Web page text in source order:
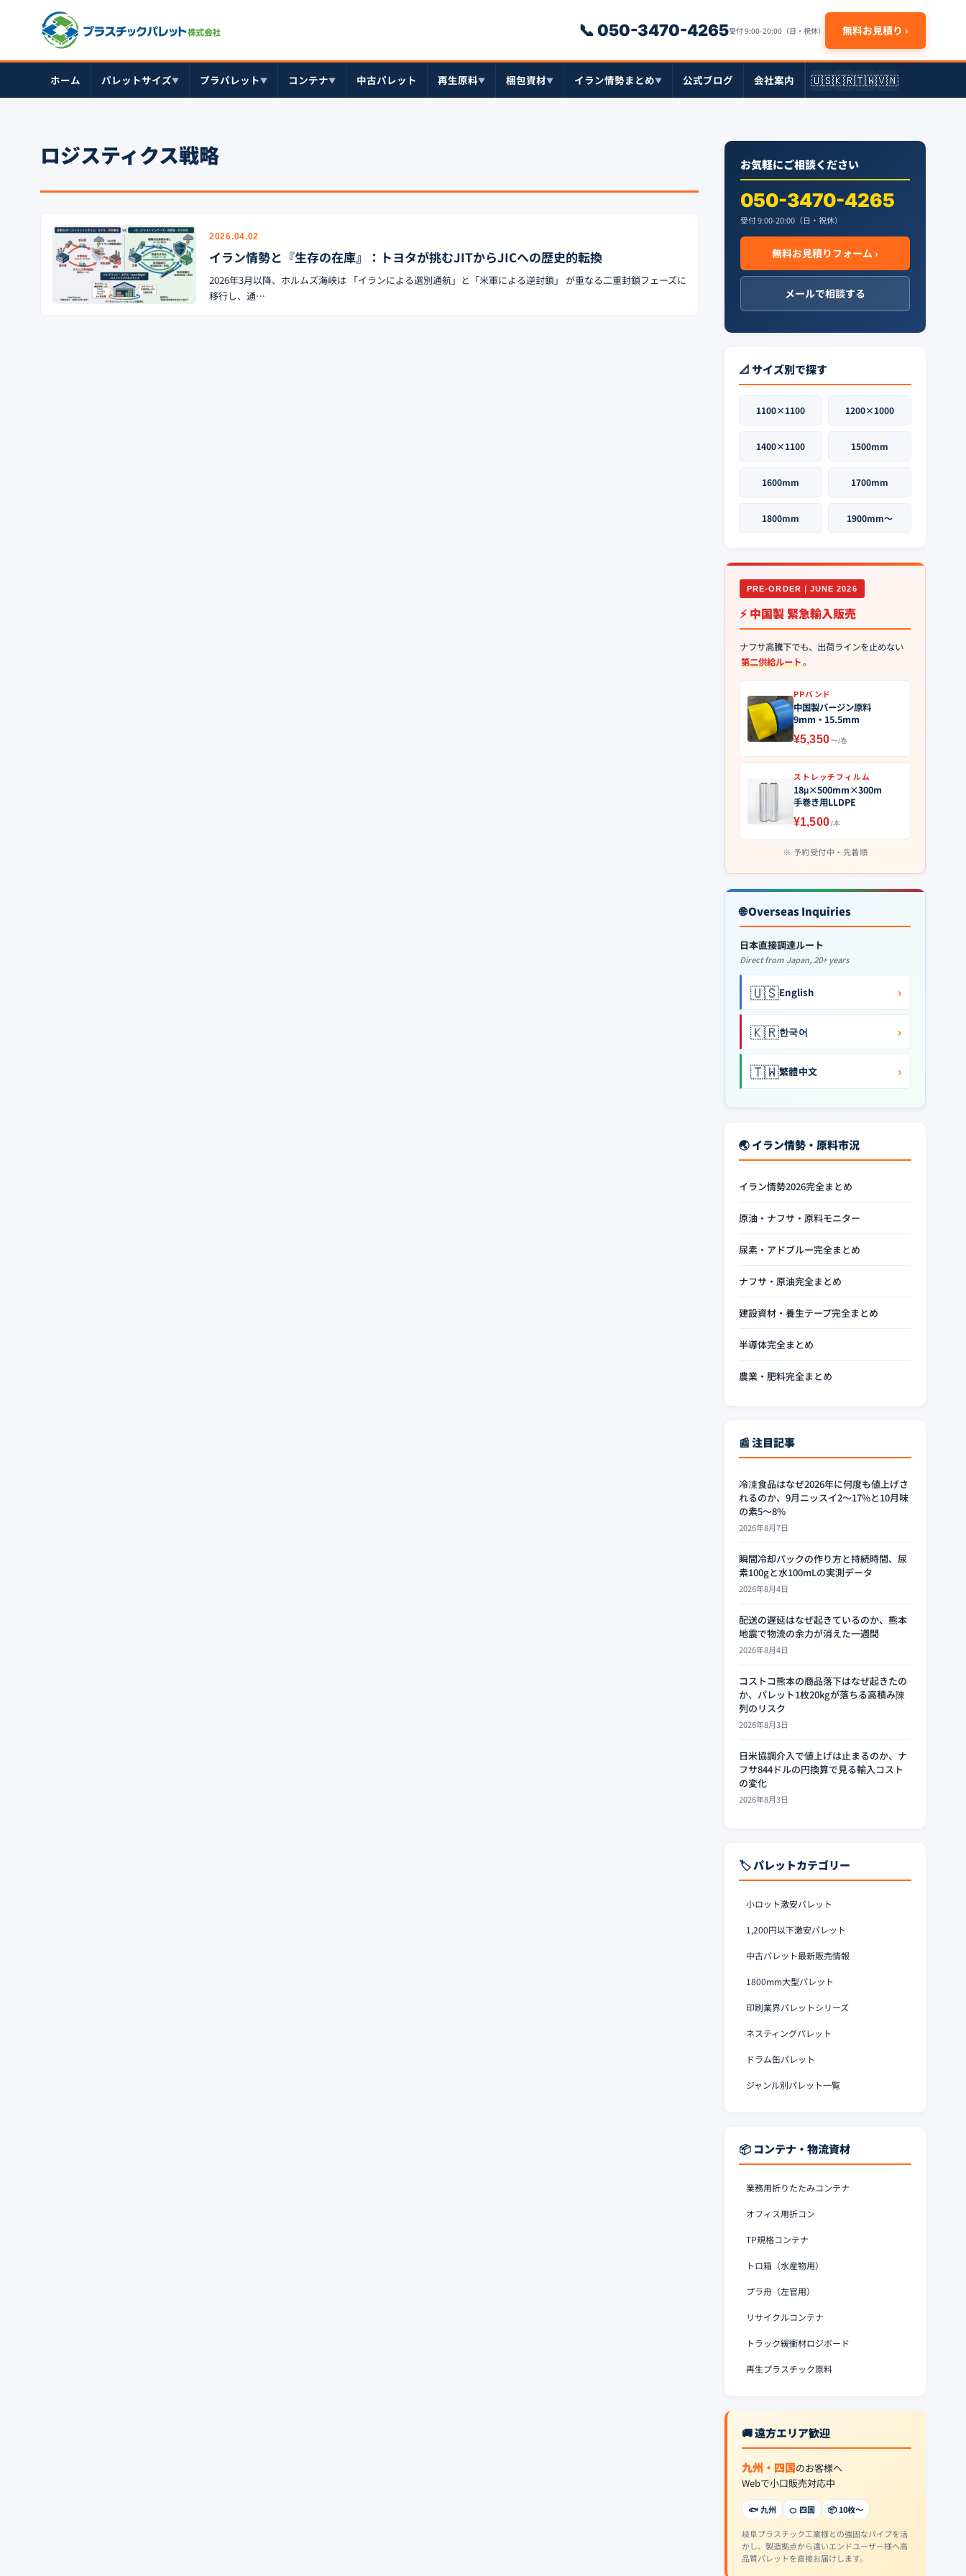
📞 050-3470-4265受付 9:00-20:00（日・祝休） 無料お見積り ›
ホーム パレットサイズ▼ プラパレット▼ コンテナ▼ 中古パレット 再生原料▼ 梱包資材▼ イラン情勢まとめ▼ 公式ブログ 会社案内 🇺🇸🇰🇷🇹🇼🇻🇳
ロジスティクス戦略
2026.04.02
イラン情勢と『生存の在庫』：トヨタが挑むJITからJICへの歴史的転換
2026年3月以降、ホルムズ海峡は 「イランによる選別通航」と「米軍による逆封鎖」 が重なる二重封鎖フェーズに
移行し、通…
お気軽にご相談ください
050-3470-4265
受付 9:00-20:00（日・祝休）
無料お見積りフォーム ›
メールで相談する
📐 サイズ別で探す
1100×1100 1200×1000
1400×1100 1500mm
1600mm 1700mm
1800mm 1900mm〜
PRE-ORDER｜JUNE 2026
⚡ 中国製 緊急輸入販売
ナフサ高騰下でも、出荷ラインを止めない
第二供給ルート。
PPバンド
中国製バージン原料
9mm・15.5mm
¥5,350〜/巻
ストレッチフィルム
18μ×500mm×300m
手巻き用LLDPE
¥1,500/本
予約受付中・先着順
🌐 Overseas Inquiries
日本直接調達ルート
Direct from Japan, 20+ years
🇺🇸English ›
🇰🇷한국어 ›
🇹🇼繁體中文 ›
🌏 イラン情勢・原料市況
イラン情勢2026完全まとめ
原油・ナフサ・原料モニター
尿素・アドブルー完全まとめ
ナフサ・原油完全まとめ
建設資材・養生テープ完全まとめ
半導体完全まとめ
農業・肥料完全まとめ
📰 注目記事
冷凍食品はなぜ2026年に何度も値上げさ
れるのか、9月ニッスイ2〜17%と10月味
の素5〜8%
2026年8月7日
瞬間冷却パックの作り方と持続時間、尿
素100gと水100mLの実測データ
2026年8月4日
配送の遅延はなぜ起きているのか、熊本
地震で物流の余力が消えた一週間
2026年8月4日
コストコ熊本の商品落下はなぜ起きたの
か、パレット1枚20kgが落ちる高積み陳
列のリスク
2026年8月3日
日米協調介入で値上げは止まるのか、ナ
フサ844ドルの円換算で見る輸入コスト
の変化
2026年8月3日
🏷️ パレットカテゴリー
小ロット激安パレット
1,200円以下激安パレット
中古パレット最新販売情報
1800mm大型パレット
印刷業界パレットシリーズ
ネスティングパレット
ドラム缶パレット
ジャンル別パレット一覧
📦 コンテナ・物流資材
業務用折りたたみコンテナ
オフィス用折コン
TP規格コンテナ
トロ箱（水産物用）
プラ舟（左官用）
リサイクルコンテナ
トラック緩衝材ロジボード
再生プラスチック原料
🚚 遠方エリア歓迎
九州・四国のお客様へ
Webで小口販売対応中
🐟 九州 🍊 四国 📦 10枚〜
岐阜プラスチック工業様との強固なパイプを活
かし、製造拠点から遠いエンドユーザー様へ高
品質パレットを直接お届けします。